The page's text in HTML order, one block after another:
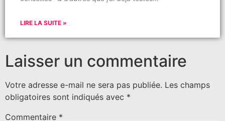
LIRE LA SUITE »
Laisser un commentaire
Votre adresse e-mail ne sera pas publiée. Les champs
obligatoires sont indiqués avec *
Commentaire *